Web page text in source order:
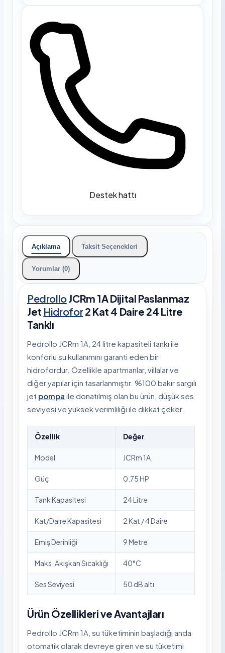
Destek hattı
Açıklama Taksit Seçenekleri
Yorumlar (0)
PedrolloJCRm 1A Dijital Paslanmaz
Jet Hidrofor2 Kat 4 Daire 24 Litre
Tanklı
Pedrollo JCRm 1A, 24 litre kapasiteli tankı ile
konforlu su kullanımını garanti eden bir
hidrofordur. Özellikle apartmanlar, villalar ve
diğer yapılar için tasarlanmıştır. %100 bakır sargılı
jet pompa ile donatılmış olan bu ürün, düşük ses
seviyesi ve yüksek verimliliği ile dikkat çeker.
Özellik Değer
Model JCRm 1A
Güç 0.75 HP
Tank Kapasitesi 24 Litre
Kat/Daire Kapasitesi 2 Kat / 4 Daire
Emiş Derinliği 9 Metre
Maks. Akışkan Sıcaklığı 40°C
Ses Seviyesi 50 dB altı
Ürün Özellikleri ve Avantajları
Pedrollo JCRm 1A, su tüketiminin başladığı anda
otomatik olarak devreye giren ve su tüketimi